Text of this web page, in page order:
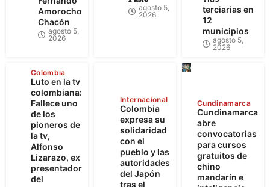
Amorocho
Chacón
agosto 5,
2026
agosto 5,
2026
terciarias en
12
municipios
agosto 5,
2026
Colombia
Luto en la tv
colombiana:
Fallece uno
de los
pioneros de
la tv,
Alfonso
Lizarazo, ex
presentador
del
Internacional
Colombia
expresa su
solidaridad
con el
pueblo y las
autoridades
del Japón
tras el
Cundinamarca
Cundinamarca
abre
convocatorias
para cursos
gratuitos de
chino
mandarín e